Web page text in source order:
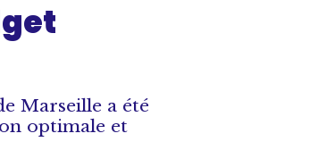
Marseille a été
optimale et